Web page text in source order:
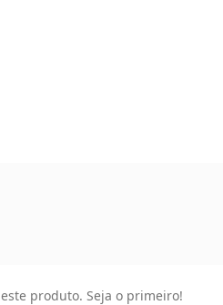
produto. Seja o primeiro!